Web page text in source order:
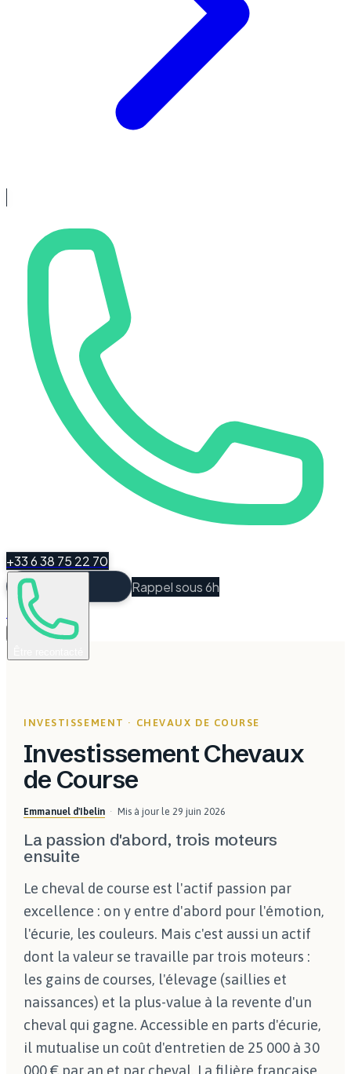
+33 6 38 75 22 70
Rappel sous 6h
Espace Client
INVESTISSEMENT · CHEVAUX DE COURSE
Investissement Chevaux
de Course
Emmanuel d'Ibelin Mis à jour le 29 juin 2026
La passion d'abord, trois moteurs
ensuite
Le cheval de course est l'actif passion par
excellence : on y entre d'abord pour l'émotion,
l'écurie, les couleurs. Mais c'est aussi un actif
dont la valeur se travaille par trois moteurs :
les gains de courses, l'élevage (saillies et
naissances) et la plus-value à la revente d'un
cheval qui gagne. Accessible en parts d'écurie,
il mutualise un coût d'entretien de 25 000 à 30
000 € par an et par cheval. La filière française